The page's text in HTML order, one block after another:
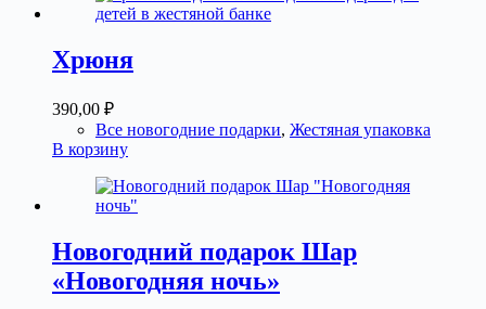
Хрюня
390,00 ₽
Все новогодние подарки, Жестяная упаковка
В корзину
Новогодний подарок Шар
«Новогодняя ночь»